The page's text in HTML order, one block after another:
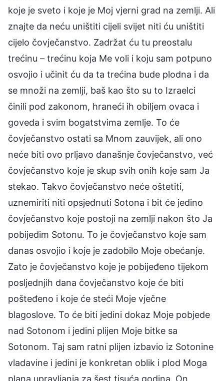
koje je sveto i koje je Moj vjerni grad na zemlji. Ali
znajte da neću uništiti cijeli svijet niti ću uništiti
cijelo čovječanstvo. Zadržat ću tu preostalu
trećinu – trećinu koja Me voli i koju sam potpuno
osvojio i učinit ću da ta trećina bude plodna i da
se množi na zemlji, baš kao što su to Izraelci
činili pod zakonom, hraneći ih obiljem ovaca i
goveda i svim bogatstvima zemlje. To će
čovječanstvo ostati sa Mnom zauvijek, ali ono
neće biti ovo prljavo današnje čovječanstvo, već
čovječanstvo koje je skup svih onih koje sam Ja
stekao. Takvo čovječanstvo neće oštetiti,
uznemiriti niti opsjednuti Sotona i bit će jedino
čovječanstvo koje postoji na zemlji nakon što Ja
pobijedim Sotonu. To je čovječanstvo koje sam
danas osvojio i koje je zadobilo Moje obećanje.
Zato je čovječanstvo koje je pobijeđeno tijekom
posljednjih dana čovječanstvo koje će biti
pošteđeno i koje će steći Moje vječne
blagoslove. To će biti jedini dokaz Moje pobjede
nad Sotonom i jedini plijen Moje bitke sa
Sotonom. Taj sam ratni plijen izbavio iz Sotonine
vladavine i jedini je konkretan oblik i plod Moga
plana upravljanja za šest tisuća godina. On